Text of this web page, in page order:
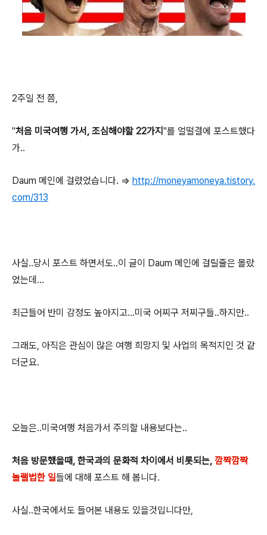
2주일 전 쯤,
"처음 미국여행 가서, 조심해야할 22가지 "를 얼떨결에 포스트했다
가..
Daum 메인에 걸렸었습니다. => http://moneyamoneya.tistory.
com/313
사실..당시 포스트 하면서도..이 글이 Daum 메인에 걸릴줄은 몰랐
었는데...
최근들어 반미 감정도 높아지고...미국 어찌구 저찌구들..하지만..
그래도, 아직은 관심이 많은 여행 희망지 및 사업의 목적지인 것 같
더군요.
오늘은..미국여행 처음가서 주의할 내용보다는..
처음 방문했을때, 한국과의 문화적 차이에서 비롯되는, 깜짝깜짝
놀랠법한 일들에 대해 포스트 해 봅니다.
사실..한국에서도 들어본 내용도 있을것입니다만,